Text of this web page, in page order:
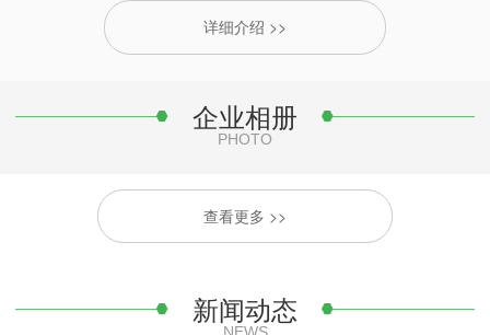
详细介绍 >>
企业相册
PHOTO
查看更多 >>
新闻动态